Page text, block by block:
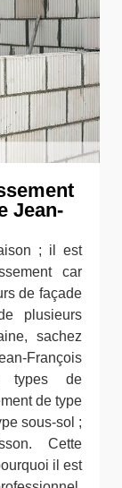
Jean-
; il est
car
de façade
plusieurs
sachez
François
types de
de type
sous-sol ;
Cette
il est